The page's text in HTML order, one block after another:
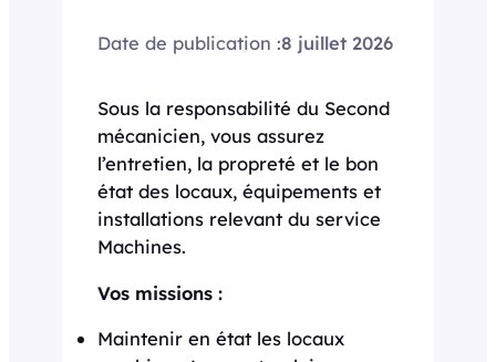
Date de publication :8 juillet 2026
Sous la responsabilité du Second
mécanicien, vous assurez
l’entretien, la propreté et le bon
état des locaux, équipements et
installations relevant du service
Machines.
Vos missions :
Maintenir en état les locaux